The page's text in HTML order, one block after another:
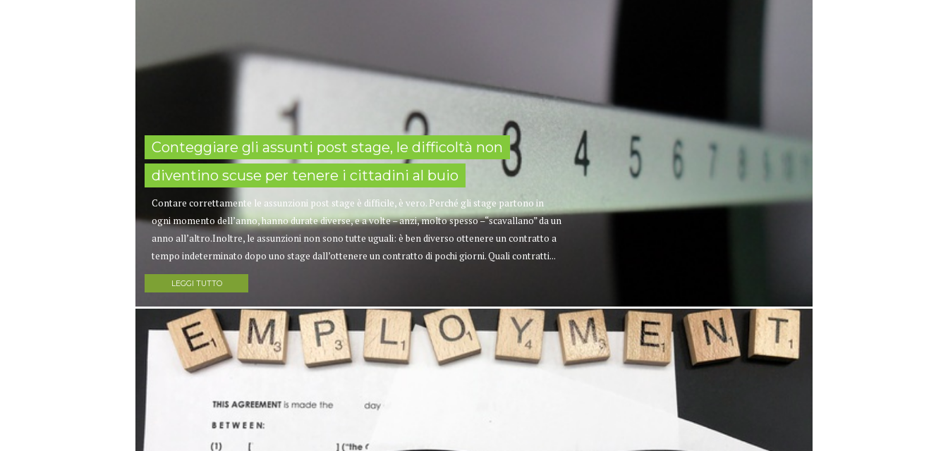
Conteggiare gli assunti post stage, le difficoltà non
diventino scuse per tenere i cittadini al buio
Contare correttamente le assunzioni post stage è difficile, è vero. Perché gli stage partono in
ogni momento dell’anno, hanno durate diverse, e a volte – anzi, molto spesso –“scavallano” da un
anno all’altro.Inoltre, le assunzioni non sono tutte uguali: è ben diverso ottenere un contratto a
tempo indeterminato dopo uno stage dall’ottenere un contratto di pochi giorni. Quali contratti...
LEGGI TUTTO